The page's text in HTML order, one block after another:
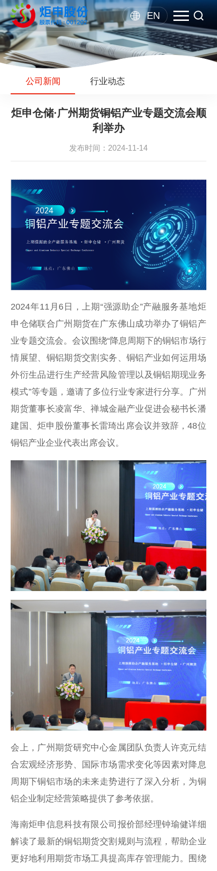
EN
公司新闻 行业动态
炬申仓储·广州期货铜铝产业专题交流会顺
利举办
发布时间：2024-11-14
2024年11月6日，上期“强源助企”产融服务基地炬
申仓储联合广州期货在广东佛山成功举办了铜铝产
业专题交流会。会议围绕“降息周期下的铜铝市场行
情展望、铜铝期货交割实务、铜铝产业如何运用场
外衍生品进行生产经营风险管理以及铜铝期现业务
模式”等专题，邀请了多位行业专家进行分享。广州
期货董事长凌富华、禅城金融产业促进会秘书长潘
建国、炬申股份董事长雷琦出席会议并致辞，48位
铜铝产业企业代表出席会议。
会上，广州期货研究中心金属团队负责人许克元结
合宏观经济形势、国际市场需求变化等因素对降息
周期下铜铝市场的未来走势进行了深入分析，为铜
铝企业制定经营策略提供了参考依据。
海南炬申信息科技有限公司报价部经理钟瑜健详细
解读了最新的铜铝期货交割规则与流程，帮助企业
更好地利用期货市场工具提高库存管理能力。围绕